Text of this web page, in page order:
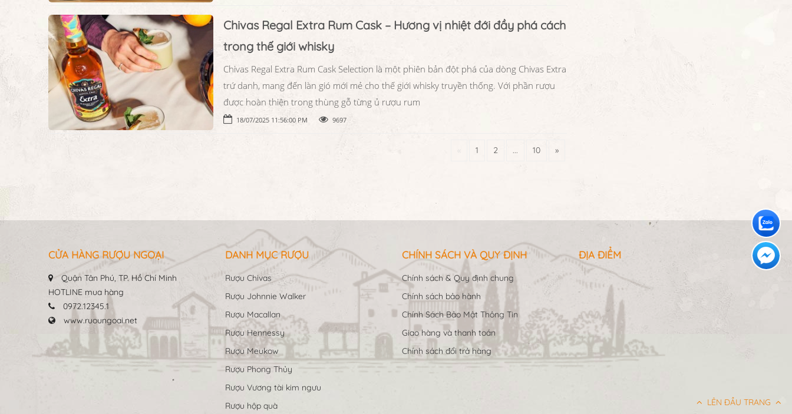
Chivas Regal Extra Rum Cask – Hương vị nhiệt đới đầy phá cách
trong thế giới whisky
Chivas Regal Extra Rum Cask Selection là một phiên bản đột phá của dòng Chivas Extra
trứ danh, mang đến làn gió mới mẻ cho thế giới whisky truyền thống. Với phần rượu
được hoàn thiện trong thùng gỗ từng ủ rượu rum
18/07/2025 11:56:00 PM 9697
1 2 ... 10 »
LÊN ĐẦU TRANG
CỬA HÀNG RƯỢU NGOẠI
Quận Tân Phú, TP. Hồ Chí Minh
HOTLINE mua hàng
0972.12345.1
www.ruoungoai.net
DANH MỤC RƯỢU
Rượu Chivas
Rượu Johnnie Walker
Rượu Macallan
Rượu Hennessy
Rượu Meukow
Rượu Phong Thủy
Rượu Vương tài kim ngưu
Rượu hộp quà
CHÍNH SÁCH VÀ QUY ĐỊNH
Chính sách & Quy định chung
Chính sách bảo hành
Chính Sách Bảo Mật Thông Tin
Giao hàng và thanh toán
Chính sách đổi trả hàng
ĐỊA ĐIỂM